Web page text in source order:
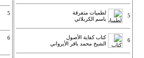
5
لطميات متفرقة
باسم الكربلائي
6
كتاب كفاية الأصول
الشيخ محمد باقر الأيرواني
5
6